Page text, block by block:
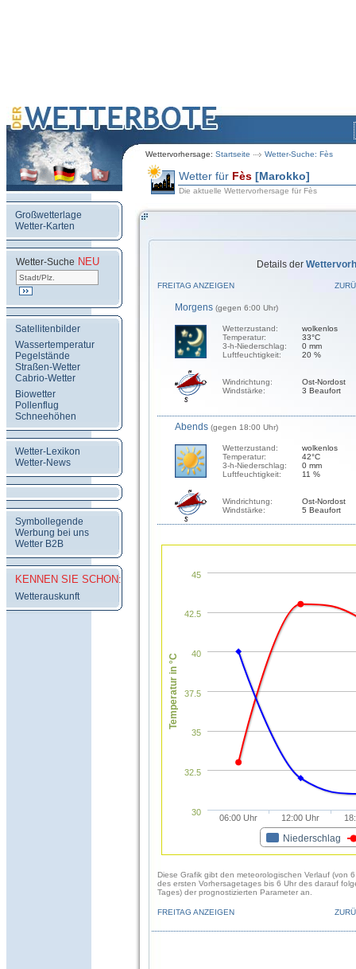
Wettervorhersage: Startseite Wetter-Suche: Fès
Großwetterlage
Wetter-Karten
Wetter-Suche NEU
Satellitenbilder
Wassertemperatur
Pegelstände
Straßen-Wetter
Cabrio-Wetter
Biowetter
Pollenflug
Schneehöhen
Wetter-Lexikon
Wetter-News
Symbollegende
Werbung bei uns
Wetter B2B
KENNEN SIE SCHON:
Wetterauskunft
Wetter für Fès [Marokko]
Die aktuelle Wettervorhersage für Fès
Details der
FREITAG ANZEIGEN
Morgens (gegen 6:00 Uhr)
Wetterzustand:
Temperatur:
3-h-Niederschlag:
Luftfeuchtigkeit:
wolkenlos
33°C
0 mm
20 %
Windrichtung:
Windstärke:
Ost-Nordost
3 Beaufort
Abends (gegen 18:00 Uhr)
Wetterzustand:
Temperatur:
3-h-Niederschlag:
Luftfeuchtigkeit:
wolkenlos
42°C
0 mm
11 %
Windrichtung:
Windstärke:
Ost-Nordost
5 Beaufort
Temperatur in °C
Niederschlag
06:00 Uhr 12:00 Uhr
30
32.5
35
37.5
40
42.5
45
Diese Grafik gibt den meteorologischen Verlauf (von
des ersten Vorhersagetages bis 6 Uhr des darauf
Tages) der prognostizierten Parameter an.
FREITAG ANZEIGEN